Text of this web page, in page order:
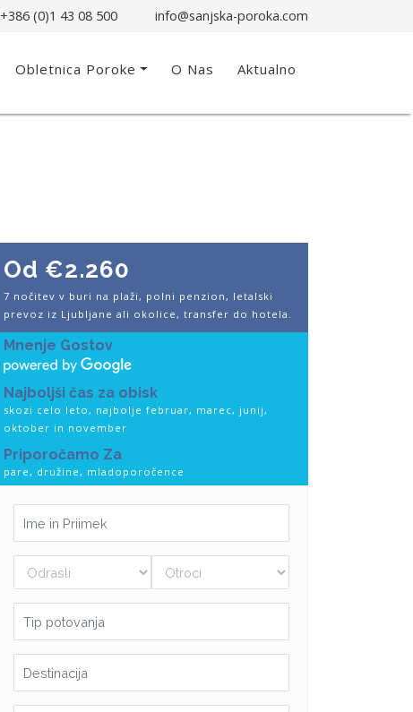
+386 (0)1 43 08 500 info@sanjska-poroka.com
Obletnica Poroke O Nas Aktualno
Od €2.260
7 nočitev v buri na plaži, polni penzion, letalski
prevoz iz Ljubljane ali okolice, transfer do hotela.
Mnenje Gostov
Najboljši čas za obisk
skozi celo leto, najbolje februar, marec, junij,
oktober in november
Priporočamo Za
pare, družine, mladoporočence